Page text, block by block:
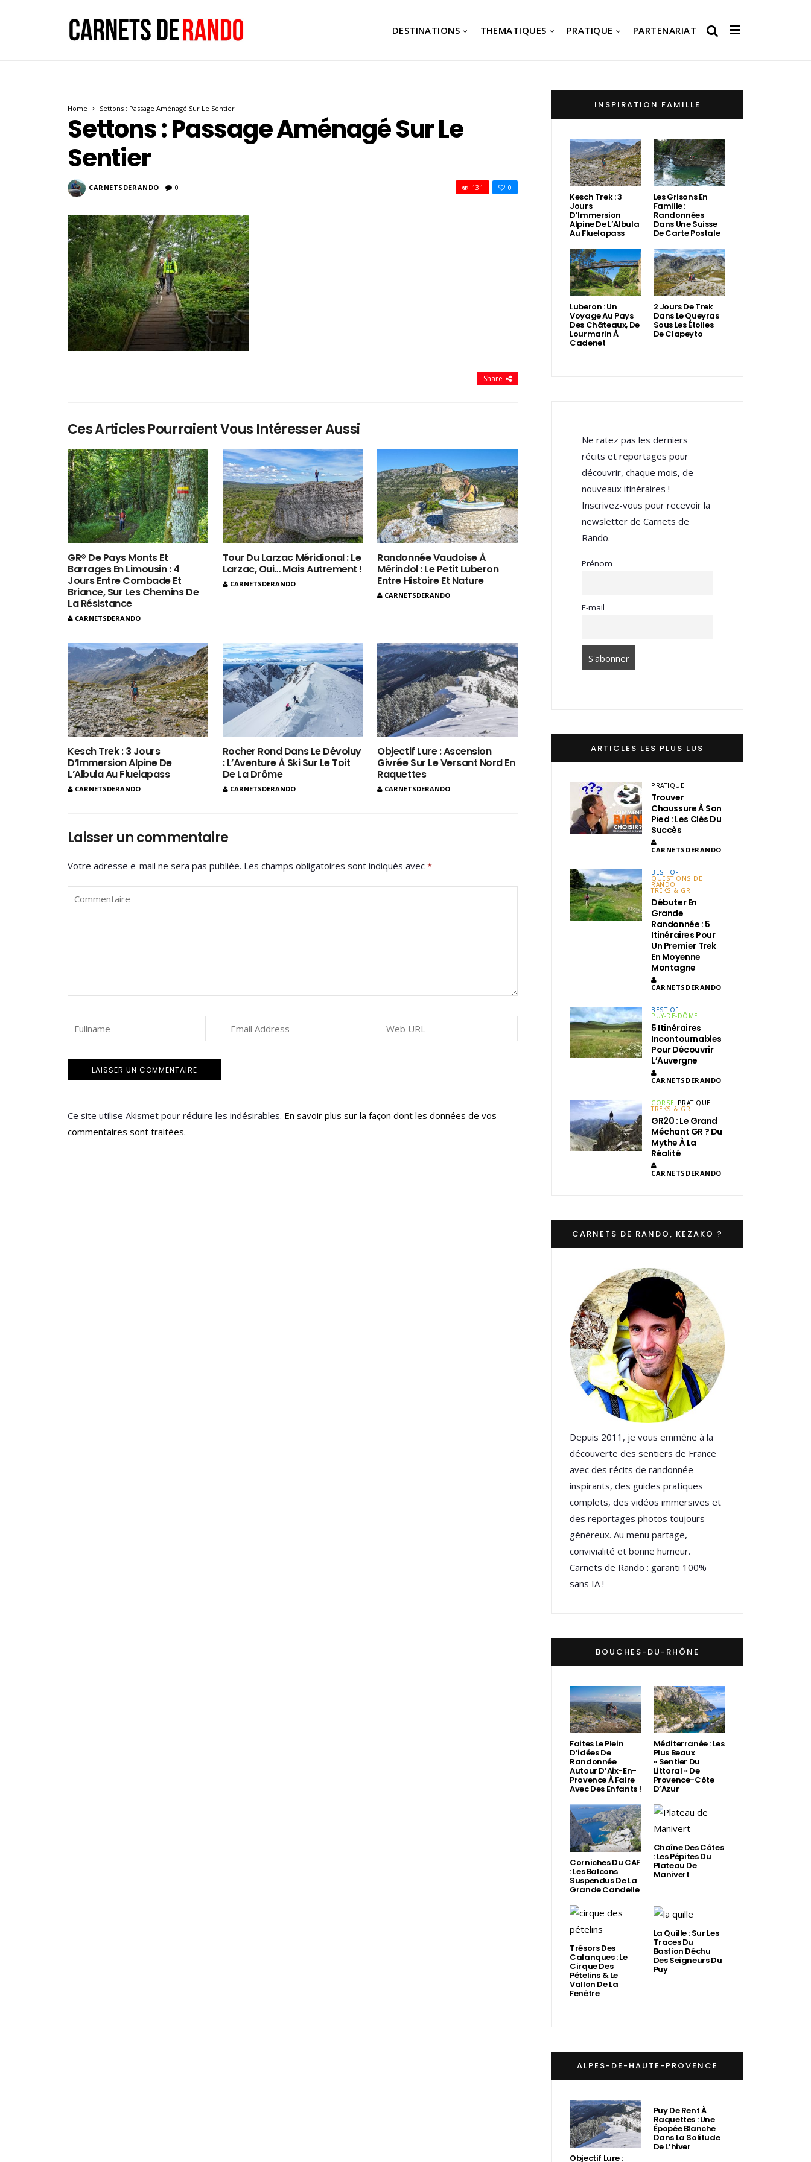
DESTINATIONS THEMATIQUES PRATIQUE PARTENARIAT
Home Settons : Passage Aménagé Sur Le Sentier
Settons : Passage Aménagé Sur Le
Sentier
CARNETSDERANDO 0 0
131
Share
Ces Articles Pourraient Vous Intéresser Aussi
GR® De Pays Monts Et
Barrages En Limousin : 4
Jours Entre Combade Et
Briance, Sur Les Chemins De
La Résistance
CARNETSDERANDO
Tour Du Larzac Méridional : Le
Larzac, Oui… Mais Autrement !
CARNETSDERANDO
Randonnée Vaudoise À
Mérindol : Le Petit Luberon
Entre Histoire Et Nature
CARNETSDERANDO
Kesch Trek : 3 Jours
D’Immersion Alpine De
L’Albula Au Fluelapass
CARNETSDERANDO
Rocher Rond Dans Le Dévoluy
: L’Aventure À Ski Sur Le Toit
De La Drôme
CARNETSDERANDO
Objectif Lure : Ascension
Givrée Sur Le Versant Nord En
Raquettes
CARNETSDERANDO
Laisser un commentaire
Votre adresse e-mail ne sera pas publiée. Les champs obligatoires sont indiqués avec *
Ce site utilise Akismet pour réduire les indésirables. En savoir plus sur la façon dont les données de vos
commentaires sont traitées.
INSPIRATION FAMILLE
Kesch Trek : 3
Jours
D’Immersion
Alpine De L’Albula
Au Fluelapass
Les Grisons En
Famille :
Randonnées
Dans Une Suisse
De Carte Postale
Luberon : Un
Voyage Au Pays
Des Châteaux, De
Lourmarin À
Cadenet
2 Jours De Trek
Dans Le Queyras
Sous Les Étoiles
De Clapeyto
Ne ratez pas les derniers
récits et reportages pour
découvrir, chaque mois, de
nouveaux itinéraires !
Inscrivez-vous pour recevoir la
newsletter de Carnets de
Rando.
Prénom
E-mail
ARTICLES LES PLUS LUS
PRATIQUE
Trouver
Chaussure À Son
Pied : Les Clés Du
Succès
CARNETSDERANDO
BEST OF
QUESTIONS DE
RANDO
TREKS & GR
Débuter En
Grande
Randonnée : 5
Itinéraires Pour
Un Premier Trek
En Moyenne
Montagne
CARNETSDERANDO
BEST OF
PUY-DE-DÔME
5 Itinéraires
Incontournables
Pour Découvrir
L’Auvergne
CARNETSDERANDO
CORSE PRATIQUE
TREKS & GR
GR20 : Le Grand
Méchant GR ? Du
Mythe À La
Réalité
CARNETSDERANDO
CARNETS DE RANDO, KEZAKO ?
Depuis 2011, je vous emmène à la
découverte des sentiers de France
avec des récits de randonnée
inspirants, des guides pratiques
complets, des vidéos immersives et
des reportages photos toujours
généreux. Au menu partage,
convivialité et bonne humeur.
Carnets de Rando : garanti 100%
sans IA !
BOUCHES-DU-RHÔNE
Faites Le Plein
D’idées De
Randonnée
Autour D’Aix-En-
Provence À Faire
Avec Des Enfants !
Méditerranée : Les
Plus Beaux
« Sentier Du
Littoral » De
Provence-Côte
D’Azur
Corniches Du CAF
: Les Balcons
Suspendus De La
Grande Candelle
Chaîne Des Côtes
: Les Pépites Du
Plateau De
Manivert
Trésors Des
Calanques : Le
Cirque Des
Pételins & Le
Vallon De La
Fenêtre
La Quille : Sur Les
Traces Du
Bastion Déchu
Des Seigneurs Du
Puy
ALPES-DE-HAUTE-PROVENCE
Objectif Lure :
Puy De Rent À
Raquettes : Une
Épopée Blanche
Dans La Solitude
De L’hiver